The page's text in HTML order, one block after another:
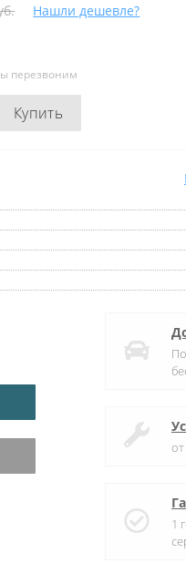
Нашли дешевле?
перезвоним
Купить
от
1